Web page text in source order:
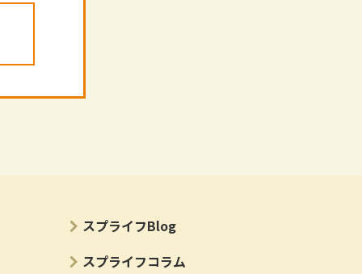
スプライフBlog
スプライフコラム